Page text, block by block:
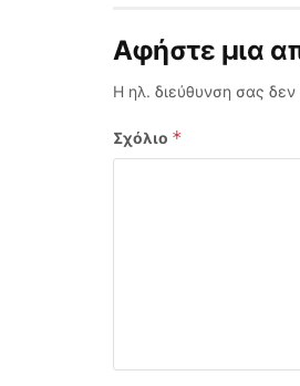
Αφήστε μια
Η ηλ. διεύθυνση σας δεν
Σχόλιο *